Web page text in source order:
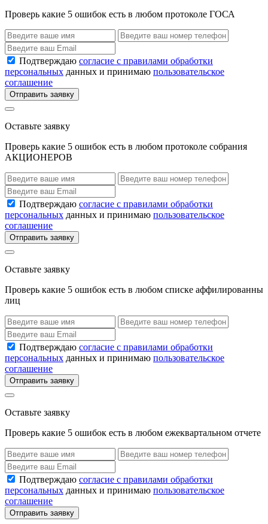
Проверь какие 5 ошибок есть в любом протоколе ГОСА
Подтверждаю согласие с правилами обработки
персональных данных и принимаю пользовательское
соглашение
Отправить заявку
Оставьте заявку
Проверь какие 5 ошибок есть в любом протоколе собрания
АКЦИОНЕРОВ
Подтверждаю согласие с правилами обработки
персональных данных и принимаю пользовательское
соглашение
Отправить заявку
Оставьте заявку
Проверь какие 5 ошибок есть в любом списке аффилированны
лиц
Подтверждаю согласие с правилами обработки
персональных данных и принимаю пользовательское
соглашение
Отправить заявку
Оставьте заявку
Проверь какие 5 ошибок есть в любом ежеквартальном отчете
Подтверждаю согласие с правилами обработки
персональных данных и принимаю пользовательское
соглашение
Отправить заявку